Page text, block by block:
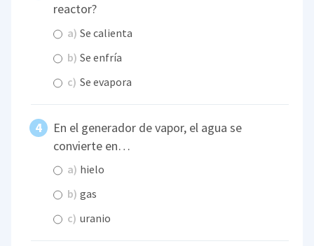
reactor?
a) Se calienta
b) Se enfría
c) Se evapora
En el generador de vapor, el agua se
convierte en…
a) hielo
b) gas
c) uranio